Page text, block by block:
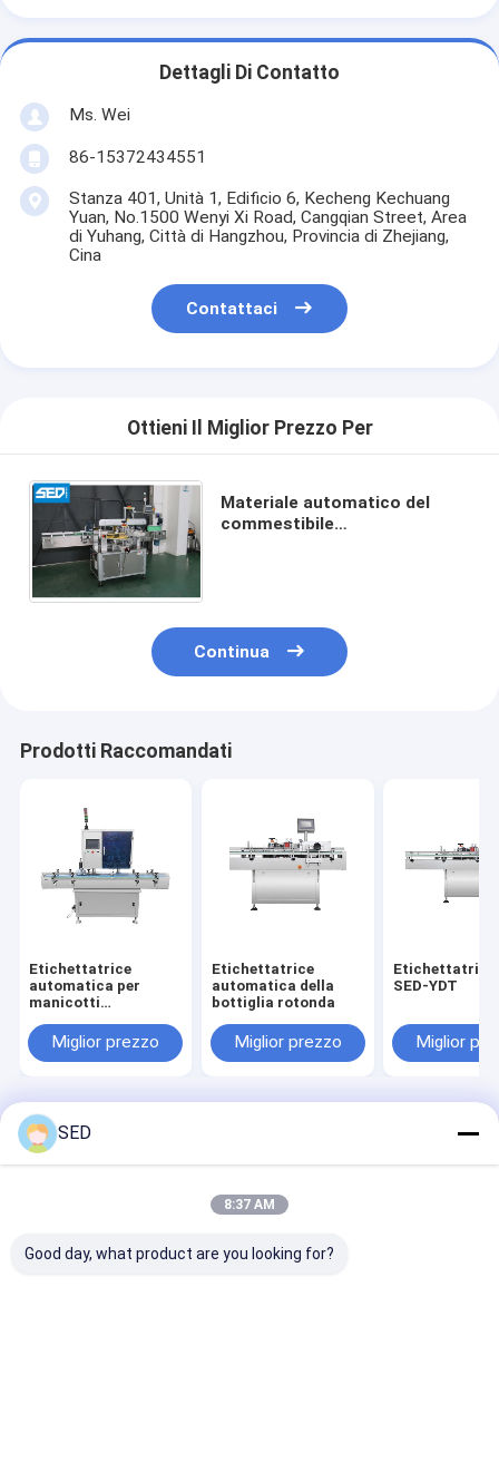
Dettagli Di Contatto
Ms. Wei
86-15372434551
Stanza 401, Unità 1, Edificio 6, Kecheng Kechuang
Yuan, No.1500 Wenyi Xi Road, Cangqian Street, Area
di Yuhang, Città di Hangzhou, Provincia di Zhejiang,
Cina
Contattaci
Ottieni Il Miglior Prezzo Per
Materiale automatico del
commestibile
Continua
Prodotti Raccomandati
Etichettatrice
automatica per
manicotti
colli di bottiglia
Miglior prezzo
Etichettatrice
automatica della
bottiglia rotonda
Miglior prezzo
Etichettatrice
SED-YDT
Miglior
cinese.Copyright © 2026 Hangzhou SED Imp. And Exp. Co., Ltd.. All
Rights Reserved.
SED
8:37 AM
Good day, what product are you looking for?